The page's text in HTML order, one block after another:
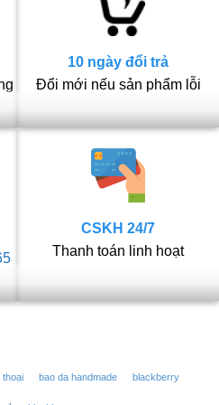
10 ngày đổi trả
Đổi mới nếu sản phẩm lỗi
CSKH 24/7
Thanh toán linh hoạt
thoại bao da handmade blackberry